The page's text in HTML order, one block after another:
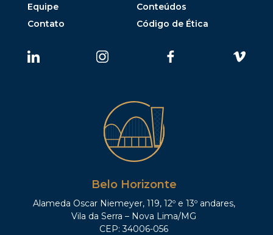
Equipe
Conteúdos
Contato
Código de Ética
Belo Horizonte
Alameda Oscar Niemeyer, 119, 12º e 13º andares,
Vila da Serra – Nova Lima/MG
CEP: 34006-056